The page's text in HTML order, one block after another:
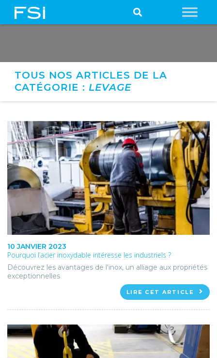
TOUS NOS ARTICLES DE LA
CATÉGORIE : LEVAGE
10 JANVIER 2023
Pourquoi l’acier inoxydable intéresse les industriels ?
Découvrez les avantages de l'inox, un alliage aux propriétés
exceptionnelles
LIRE CET ARTICLE